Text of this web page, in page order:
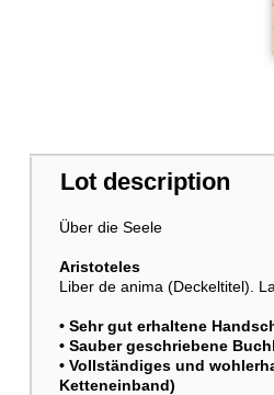
Lot description
Über die Seele
Aristoteles
Liber de anima (Deckeltitel).
• Sehr gut erhaltene
• Sauber geschriebene
• Vollständiges und
Ketteneinband)